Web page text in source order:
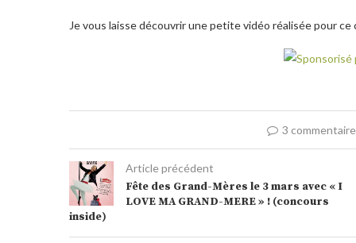
Je vous laisse découvrir une petite vidéo réalisée pour
3
Article précédent
Fête des Grand-Mères le 3 mars avec « I
LOVE MA GRAND-MERE » ! (concours
inside)